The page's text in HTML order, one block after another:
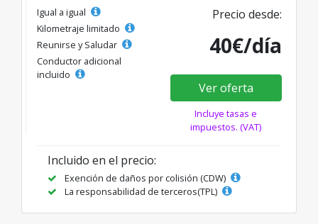
Igual a igual
Kilometraje limitado
Reunirse y Saludar
Conductor adicional
incluido
Precio desde:
40€/día
Ver oferta
Incluye tasas e
impuestos. (VAT)
Incluido en el precio:
Exención de daños por colisión (CDW)
La responsabilidad de terceros(TPL)